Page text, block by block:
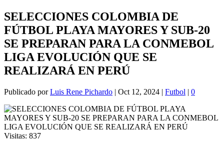
SELECCIONES COLOMBIA DE
FÚTBOL PLAYA MAYORES Y SUB-20
SE PREPARAN PARA LA CONMEBOL
LIGA EVOLUCIÓN QUE SE
REALIZARÁ EN PERÚ
Publicado porLuis Rene Pichardo | Oct 12, 2024 | Futbol | 0
Visitas: 837